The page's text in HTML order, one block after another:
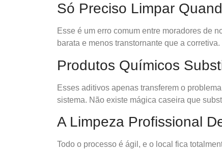
Só Preciso Limpar
Esse é um erro comum entre moradores de
barata e menos transtornante que a corretiva.
Produtos Químicos
Esses aditivos apenas transferem o
sistema. Não existe mágica caseira que
A Limpeza Profissional
Todo o processo é ágil, e o local fica